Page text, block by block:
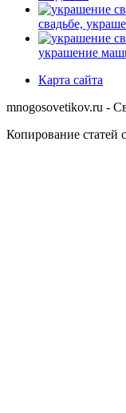
свадьбе,
украшение
Карта сайта
mnogosovetikov.ru -
Копирование статей